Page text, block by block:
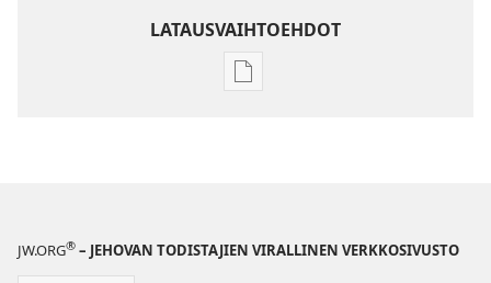
LATAUSVAIHTOEHDOT
Julkaisujen
JW.ORG® – JEHOVAN TODISTAJIEN VIRALLINEN VERKKOSIVUSTO